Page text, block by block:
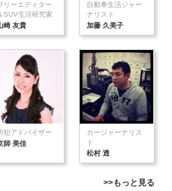
リーエディター
SUV生活研究家
崎 友貴
自動車生活ジャー
ナリスト
加藤 久美子
犯アドバイザー
師 美佳
カージャーナリス
ト
松村 透
>>もっと見る